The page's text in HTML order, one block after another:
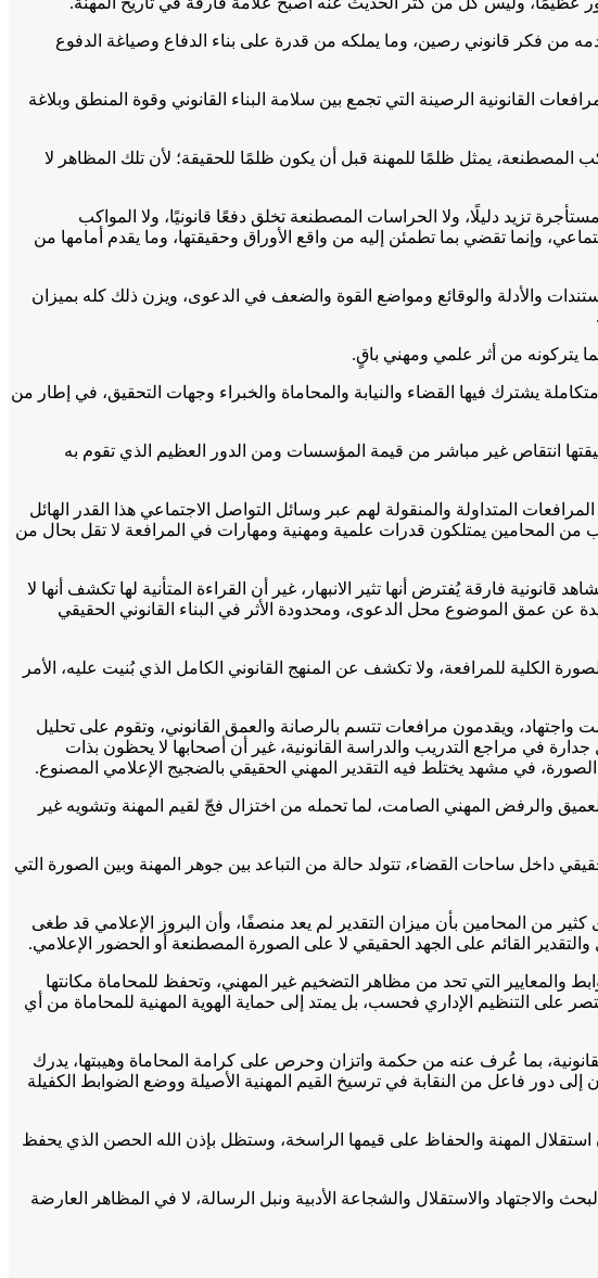
من فكر قانوني رصين، وما يملكه من قدرة على بناء الدفاع وصياغة الدفوع
القانونية الرصينة التي تجمع بين سلامة البناء القانوني وقوة المنطق وبلاغة
يمثل ظلمًا للمهنة قبل أن يكون ظلمًا للحقيقة؛ لأن تلك المظاهر لا
تزيد دليلًا، ولا الحراسات المصطنعة تخلق دفعًا قانونيًا، ولا المواكب
وإنما تقضي بما تطمئن إليه من واقع الأوراق وحقيقتها، وما يقدم أمامها من
والأدلة والوقائع ومواضع القوة والضعف في الدعوى، ويزن ذلك كله بميزان
بما يتركونه من أثر علمي ومهني باقٍ.
يشترك فيها القضاء والنيابة والمحاماة والخبراء وجهات التحقيق، في إطار من
انتقاص غير مباشر من قيمة المؤسسات ومن الدور العظيم الذي تقوم به
المتداولة والمنقولة لهم عبر وسائل التواصل الاجتماعي هذا القدر الهائل
من المحامين يمتلكون قدرات علمية ومهنية ومهارات في المرافعة لا تقل بحال من
فارقة يُفترض أنها تثير الانبهار، غير أن القراءة المتأنية لها تكشف أنها لا
عن عمق الموضوع محل الدعوى، ومحدودة الأثر في البناء القانوني الحقيقي
الكلية للمرافعة، ولا تكشف عن المنهج القانوني الكامل الذي بُنيت عليه، الأمر
ويقدمون مرافعات تتسم بالرصانة والعمق القانوني، وتقوم على تحليل
في مراجع التدريب والدراسة القانونية، غير أن أصحابها لا يحظون بذات
في مشهد يختلط فيه التقدير المهني الحقيقي بالضجيج الإعلامي المصنوع.
والرفض المهني الصامت، لما تحمله من اختزال فجّ لقيم المهنة وتشويه غير
داخل ساحات القضاء، تتولد حالة من التباعد بين جوهر المهنة وبين الصورة التي
من المحامين بأن ميزان التقدير لم يعد منصفًا، وأن البروز الإعلامي قد طغى
القائم على الجهد الحقيقي لا على الصورة المصطنعة أو الحضور الإعلامي.
التي تحد من مظاهر التضخيم غير المهني، وتحفظ للمحاماة مكانتها
على التنظيم الإداري فحسب، بل يمتد إلى حماية الهوية المهنية للمحاماة من أي
بما عُرف عنه من حكمة واتزان وحرص على كرامة المحاماة وهيبتها، يدرك
دور فاعل من النقابة في ترسيخ القيم المهنية الأصيلة ووضع الضوابط الكفيلة
المهنة والحفاظ على قيمها الراسخة، وستظل بإذن الله الحصن الذي يحفظ
والاستقلال والشجاعة الأدبية ونبل الرسالة، لا في المظاهر العارضة